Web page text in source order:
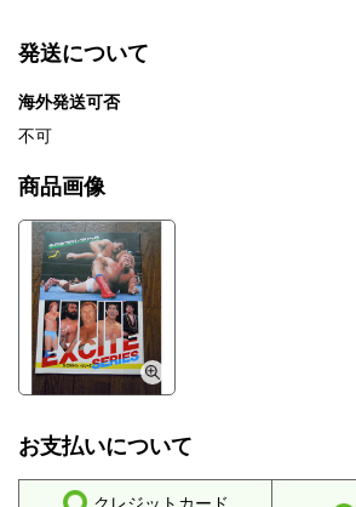
発送について
海外発送可否
不可
商品画像
お支払いについて